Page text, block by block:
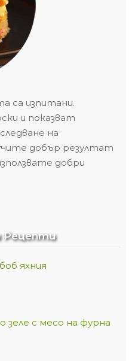
са изпитани.
и показват
на
добър резултат
добри
Рецепти
яхния
зеле с месо на фурна